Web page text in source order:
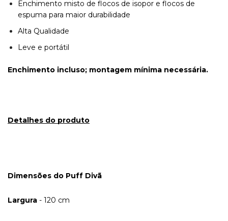
Enchimento misto de flocos de isopor e flocos de
espuma para maior durabilidade
Alta Qualidade
Leve e portátil
Enchimento incluso; montagem mínima necessária.
Detalhes do produto
Dimensões do Puff Divã
Largura - 120 cm